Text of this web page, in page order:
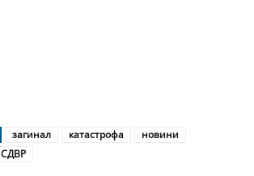
загинал катастрофа
новини
СДВР